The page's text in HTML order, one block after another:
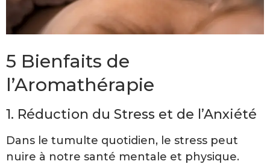
5 Bienfaits de
l’Aromathérapie
1. Réduction du Stress et de l’Anxiété
Dans le tumulte quotidien, le stress peut
nuire à notre santé mentale et physique.